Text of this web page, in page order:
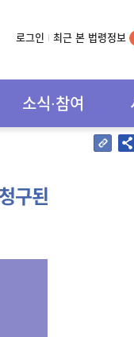
로그인 최근 본 법령정보
소식∙참여
구된